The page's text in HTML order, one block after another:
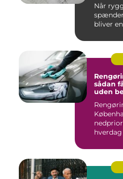
Når
bliver
sådan
uden